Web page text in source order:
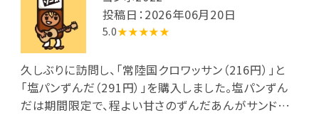
投稿日：2026年06月20日
5.0★★★★★
久しぶりに訪問し、「常陸国クロワッサン（216円）」と
「塩パンずんだ（291円）」を購入しました。塩パンずん
だは期間限定で、程よい甘さのずんだあんがサンドさ